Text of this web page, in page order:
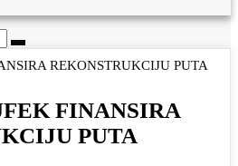
FINANSIRA
PUTA